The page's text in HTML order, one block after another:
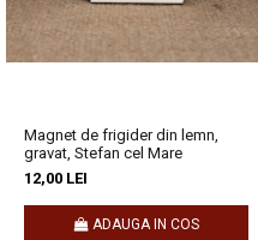
Magnet de frigider din lemn,
gravat, Stefan cel Mare
12,00 LEI
ADAUGA IN COS